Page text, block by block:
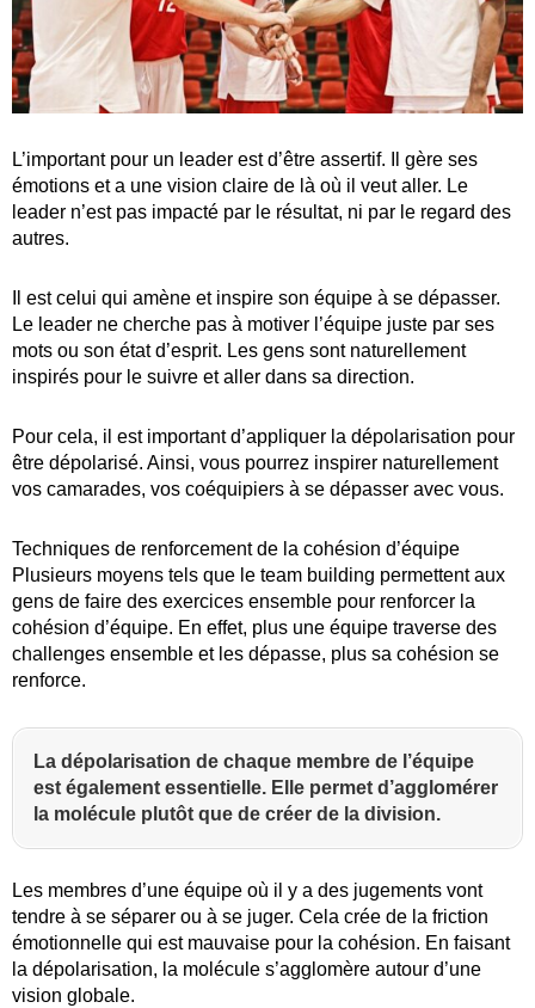
L’important pour un leader est d’être assertif. Il gère ses
émotions et a une vision claire de là où il veut aller. Le
leader n’est pas impacté par le résultat, ni par le regard des
autres.
Il est celui qui amène et inspire son équipe à se dépasser.
Le leader ne cherche pas à motiver l’équipe juste par ses
mots ou son état d’esprit. Les gens sont naturellement
inspirés pour le suivre et aller dans sa direction.
Pour cela, il est important d’appliquer la dépolarisation pour
être dépolarisé. Ainsi, vous pourrez inspirer naturellement
vos camarades, vos coéquipiers à se dépasser avec vous.
Techniques de renforcement de la cohésion d’équipe
Plusieurs moyens tels que le team building permettent aux
gens de faire des exercices ensemble pour renforcer la
cohésion d’équipe. En effet, plus une équipe traverse des
challenges ensemble et les dépasse, plus sa cohésion se
renforce.
La dépolarisation de chaque membre de l’équipe
est également essentielle. Elle permet d’agglomérer
la molécule plutôt que de créer de la division.
Les membres d’une équipe où il y a des jugements vont
tendre à se séparer ou à se juger. Cela crée de la friction
émotionnelle qui est mauvaise pour la cohésion. En faisant
la dépolarisation, la molécule s’agglomère autour d’une
vision globale.